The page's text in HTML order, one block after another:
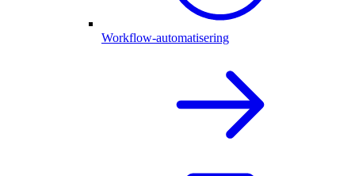
Workflow-automatisering